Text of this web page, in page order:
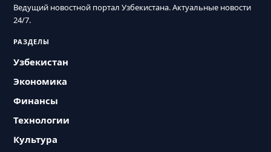
Ведущий новостной портал Узбекистана. Актуальные новости
24/7.
РАЗДЕЛЫ
Узбекистан
Экономика
Финансы
Технологии
Культура